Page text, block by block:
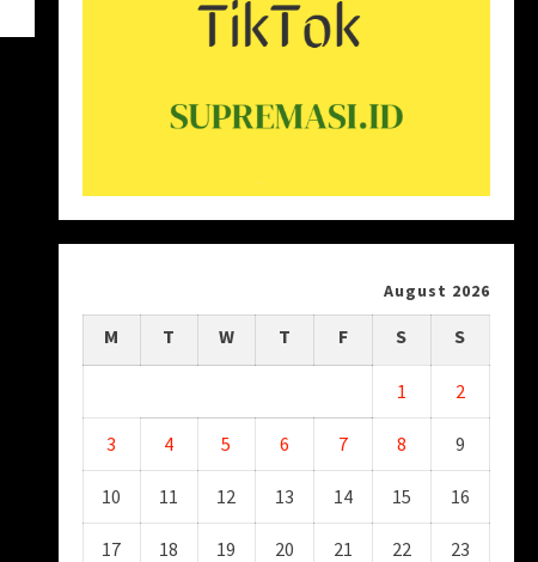
August 2026
M T W T F S S
1 2
3 4 5 6 7 8 9
10 11 12 13 14 15 16
17 18 19 20 21 22 23